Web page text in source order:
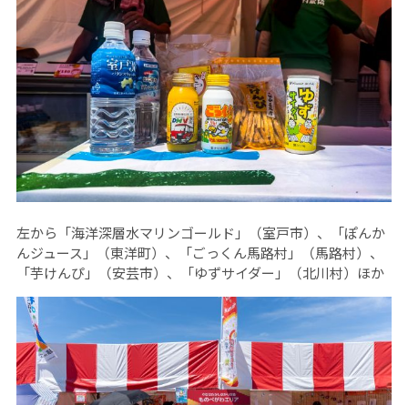
左から「海洋深層水マリンゴールド」（室戸市）、「ぽんか
んジュース」（東洋町）、「ごっくん馬路村」（馬路村）、
「芋けんぴ」（安芸市）、「ゆずサイダー」（北川村）ほか